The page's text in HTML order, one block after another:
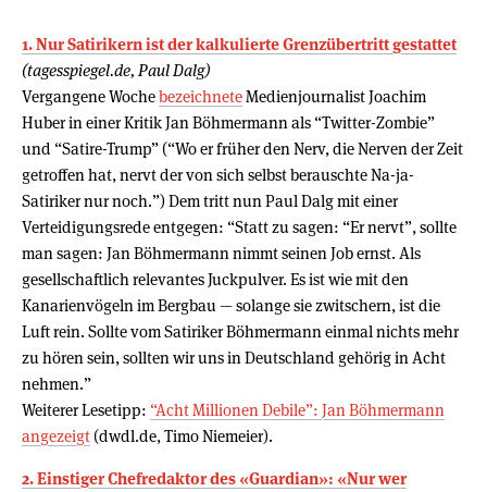
1. Nur Satirikern ist der kalkulierte Grenzübertritt gestattet
(tagesspiegel.de, Paul Dalg)
Vergangene WochebezeichneteMedienjournalist Joachim
Huber in einer Kritik Jan Böhmermann als “Twitter-Zombie”
und “Satire-Trump” (“Wo er früher den Nerv, die Nerven der Zeit
getroffen hat, nervt der von sich selbst berauschte Na-ja-
Satiriker nur noch.”) Dem tritt nun Paul Dalg mit einer
Verteidigungsrede entgegen: “Statt zu sagen: “Er nervt”, sollte
man sagen: Jan Böhmermann nimmt seinen Job ernst. Als
gesellschaftlich relevantes Juckpulver. Es ist wie mit den
Kanarienvögeln im Bergbau — solange sie zwitschern, ist die
Luft rein. Sollte vom Satiriker Böhmermann einmal nichts mehr
zu hören sein, sollten wir uns in Deutschland gehörig in Acht
nehmen.”
Weiterer Lesetipp: “Acht Millionen Debile”: Jan Böhmermann
angezeigt (dwdl.de, Timo Niemeier).
2. Einstiger Chefredaktor des «Guardian»: «Nur wer